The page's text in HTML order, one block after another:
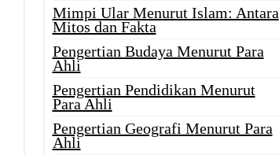
Mimpi Ular Menurut Islam: Antara
Mitos dan Fakta
Pengertian Budaya Menurut Para
Ahli
Pengertian Pendidikan Menurut
Para Ahli
Pengertian Geografi Menurut Para
Ahli